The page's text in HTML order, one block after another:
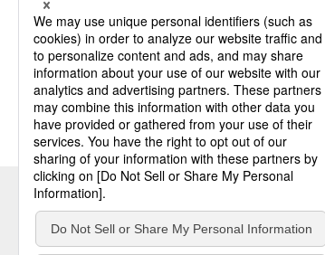
個人情報の取扱いについて